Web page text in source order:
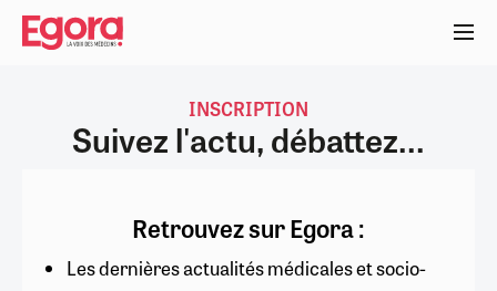
Aller
contenu
INSCRIPTION
Suivez l'actu, débattez...
Retrouvez sur Egora :
Les dernières actualités médicales et socio-